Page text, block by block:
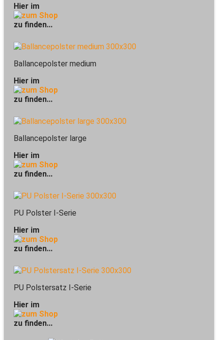
Hier im
zu finden...
Ballancepolster medium
Hier im
zu finden...
Ballancepolster large
Hier im
zu finden...
PU Polster I-Serie
Hier im
zu finden...
PU Polstersatz I-Serie
Hier im
zu finden...